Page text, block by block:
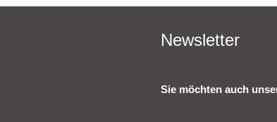
Newsletter
Sie möchten auch